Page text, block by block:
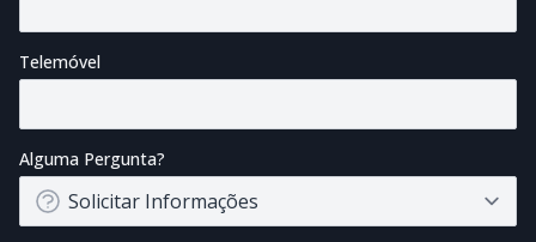
Telemóvel
Alguma Pergunta?